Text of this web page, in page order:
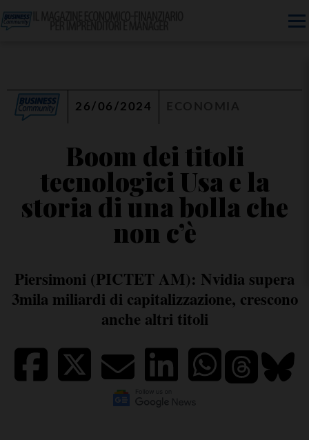
26/06/2024
Boom dei titoli
tecnologici Usa e la
storia di una bolla che
non c’è
Piersimoni (PICTET AM): Nvidia supera
3mila miliardi di capitalizzazione, crescono
anche altri titoli